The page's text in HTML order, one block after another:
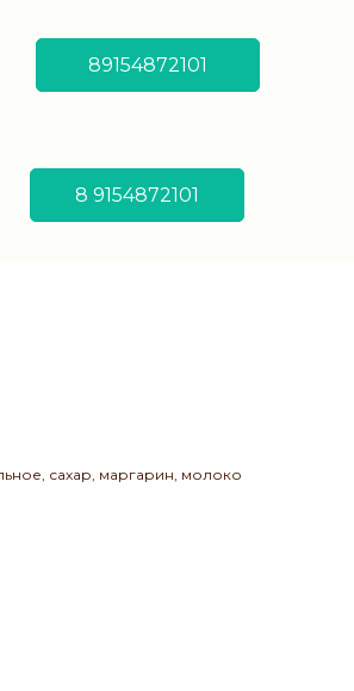
89154872101
8 9154872101
сахар, маргарин, молоко